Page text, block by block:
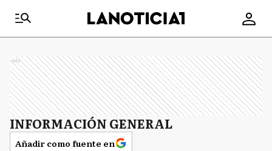
Ads
INFORMACIÓN GENERAL
Añadir como fuente en